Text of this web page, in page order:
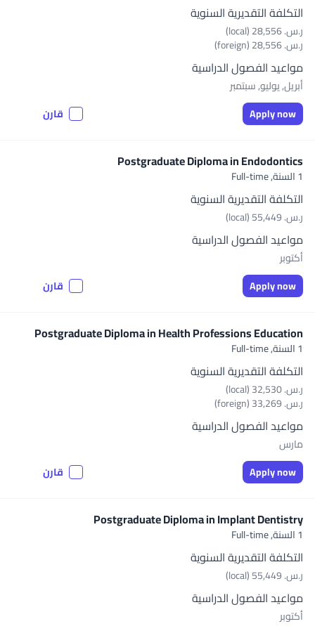
التكلفة التقديرية السنوية
ر.س.‏ 28,556 (local)
ر.س.‏ 28,556 (foreign)
مواعيد الفصول الدراسية
أبريل, يوليو, سبتمبر
Apply now
قارن
Postgraduate Diploma in Endodontics
1 السنة, Full-time
التكلفة التقديرية السنوية
ر.س.‏ 55,449 (local)
مواعيد الفصول الدراسية
أكتوبر
Apply now
قارن
Postgraduate Diploma in Health Professions Education
1 السنة, Full-time
التكلفة التقديرية السنوية
ر.س.‏ 32,530 (local)
ر.س.‏ 33,269 (foreign)
مواعيد الفصول الدراسية
مارس
Apply now
قارن
Postgraduate Diploma in Implant Dentistry
1 السنة, Full-time
التكلفة التقديرية السنوية
ر.س.‏ 55,449 (local)
مواعيد الفصول الدراسية
أكتوبر